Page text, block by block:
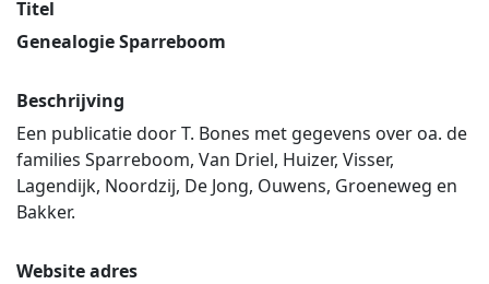
Titel
Genealogie Sparreboom
Beschrijving
Een publicatie door T. Bones met gegevens over oa. de
families Sparreboom, Van Driel, Huizer, Visser,
Lagendijk, Noordzij, De Jong, Ouwens, Groeneweg en
Bakker.
Website adres